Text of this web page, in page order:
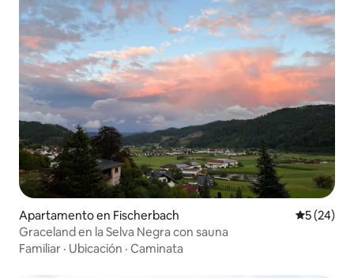
Apartamento en Fischerbach
5 (24)
Graceland en la Selva Negra con sauna
Familiar · Ubicación · Caminata